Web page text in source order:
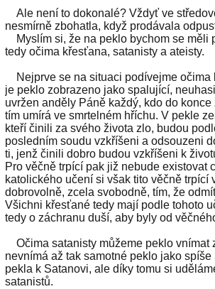
Ale není to dokonalé? Vždyť ve
nesmírně zbohatla, když prodávala
Myslím si, že na peklo bychom se měli
tedy očima křesťana, satanisty a ateisty.
Nejprve se na situaci podívejme očima
je peklo zobrazeno jako spalující,
uvržen anděly Páně každý, kdo do
tím umírá ve smrtelném hříchu. V pekle
kteří činili za svého života zlo, budou
posledním soudu vzkříšeni a odsouzeni
ti, jenž činili dobro budou vzkříšeni k
Pro věčně trpící pak již nebude existovat
katolického učení si však tito věčně trpící
dobrovolně, zcela svobodně, tím, že
Všichni křesťané tedy mají podle tohoto
tedy o záchranu duší, aby byly od
Očima satanisty můžeme peklo vnímat
nevnímá až tak samotné peklo jako
pekla k Satanovi, ale díky tomu si
satanistů.